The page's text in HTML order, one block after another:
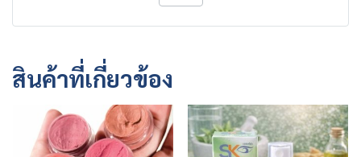
สินค้าที่เกี่ยวข้อง